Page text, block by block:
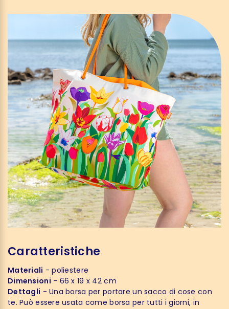
Caratteristiche
Materiali - poliestere
Dimensioni - 66 x 19 x 42 cm
Dettagli - Una borsa per portare un sacco di cose con
te. Può essere usata come borsa per tutti i giorni, in